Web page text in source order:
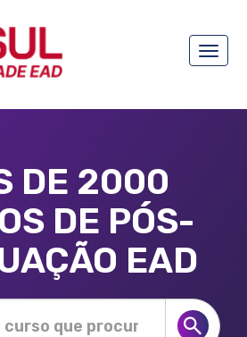
Toggle
DE 2000
DE PÓS-
EAD